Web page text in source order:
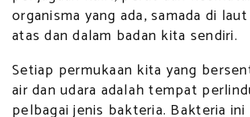
organisma yang ada, samada di
atas dan dalam badan kita sendiri.
Setiap permukaan kita yang
air dan udara adalah tempat
pelbagai jenis bakteria. Bakteria ini